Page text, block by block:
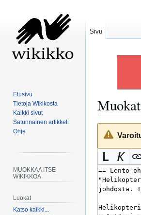
Siirry
navigaatioon
Siirry
hakuun
Sivu
Etusivu
Tietoja Wikikosta
Kaikki sivut
Satunnainen artikkeli
Ohje
MUOKKAA ITSE
WIKIKKOA
Luokat
Katso kaikki...